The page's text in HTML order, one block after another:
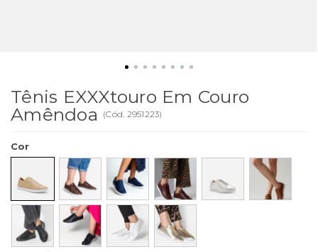
Tênis EXXXtouro Em Couro
Amêndoa
(Cód. 2951223)
Cor